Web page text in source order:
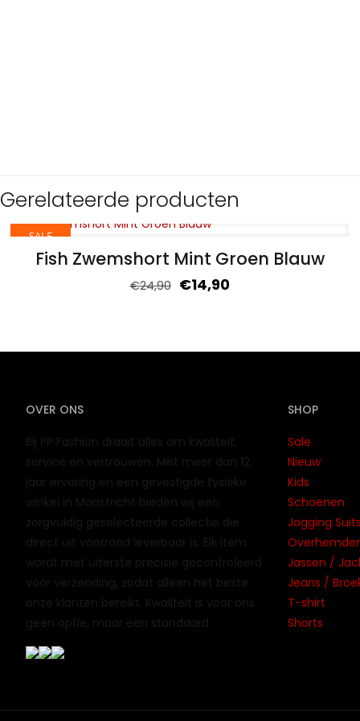
Gerelateerde producten
SALE
Fish Zwemshort Mint Groen Blauw
€24,90 €14,90
OVER ONS
Bij PP Fashion draait alles om kwaliteit,
service en vertrouwen. Met meer dan 12
jaar ervaring en een gevestigde fysieke
winkel in Maastricht bieden wij een
zorgvuldig geselecteerde collectie die
direct uit voorraad leverbaar is. Elk item
wordt met uiterste precisie gecontroleerd
vóór verzending, zodat alleen het beste
onze klanten bereikt. Kwaliteit is voor ons
geen optie, maar een standaard.
SHOP
Sale
Nieuw
Kids
Schoenen
Jogging
Jassen /
Jeans /
T-shirt
Shorts